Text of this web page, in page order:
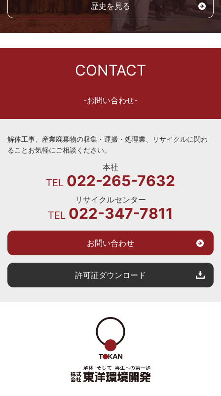
歴史を見る
CONTACT
-お問い合わせ-
解体工事、産業廃棄物の収集・運搬・処理業、リサイクルに関わ
ることお気軽にご相談ください。
本社
TEL 022-265-7632
リサイクルセンター
TEL 022-347-7811
お問い合わせ
許可証ダウンロード